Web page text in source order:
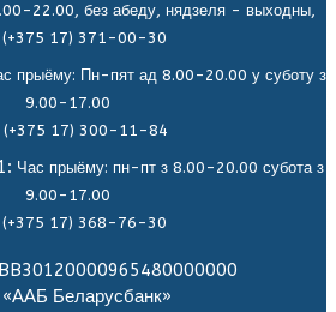
22.00, без абеду, нядзеля - выходны,
(+375 17) 371-00-30
прыёму: Пн-пят ад 8.00-20.00 у суботу з
9.00-17.00
(+375 17) 300-11-84
Час прыёму: пн-пт з 8.00-20.00 субота з
9.00-17.00
(+375 17) 368-76-30
Беларусбанк»